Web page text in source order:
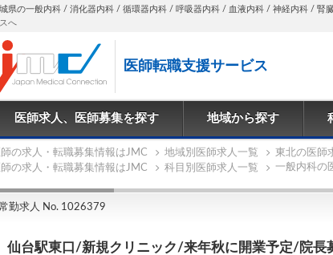
県の一般内科 / 消化器内科 / 循環器内科 / 呼吸器内科 / 血液内科 / 神経内科 / 腎
へ
医師転職支援サービス
医師求人、医師募集を探す 地域から探す
師の求人・転職募集情報はJMC 地域別医師求人一覧 東北の医師
師の求人・転職募集情報はJMC
科目別医師求人一覧 一般内科の
勤求人 No. 1026379
仙台駅東口/新規クリニック/来年秋に開業予定/院長